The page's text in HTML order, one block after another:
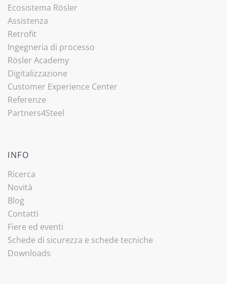
Ecosistema Rösler
Assistenza
Retrofit
Ingegneria di processo
Rösler Academy
Digitalizzazione
Customer Experience Center
Referenze
Partners4Steel
INFO
Ricerca
Novità
Blog
Contatti
Fiere ed eventi
Schede di sicurezza e schede tecniche
Downloads